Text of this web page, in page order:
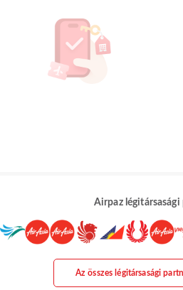
Airpaz légitársasági
Az összes légitársasági